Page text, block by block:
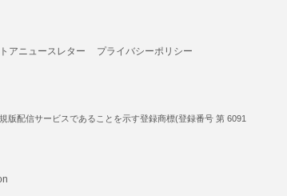
アニュースレター プライバシーポリシー
配信サービスであることを示す登録商標(登録番号 第 6091